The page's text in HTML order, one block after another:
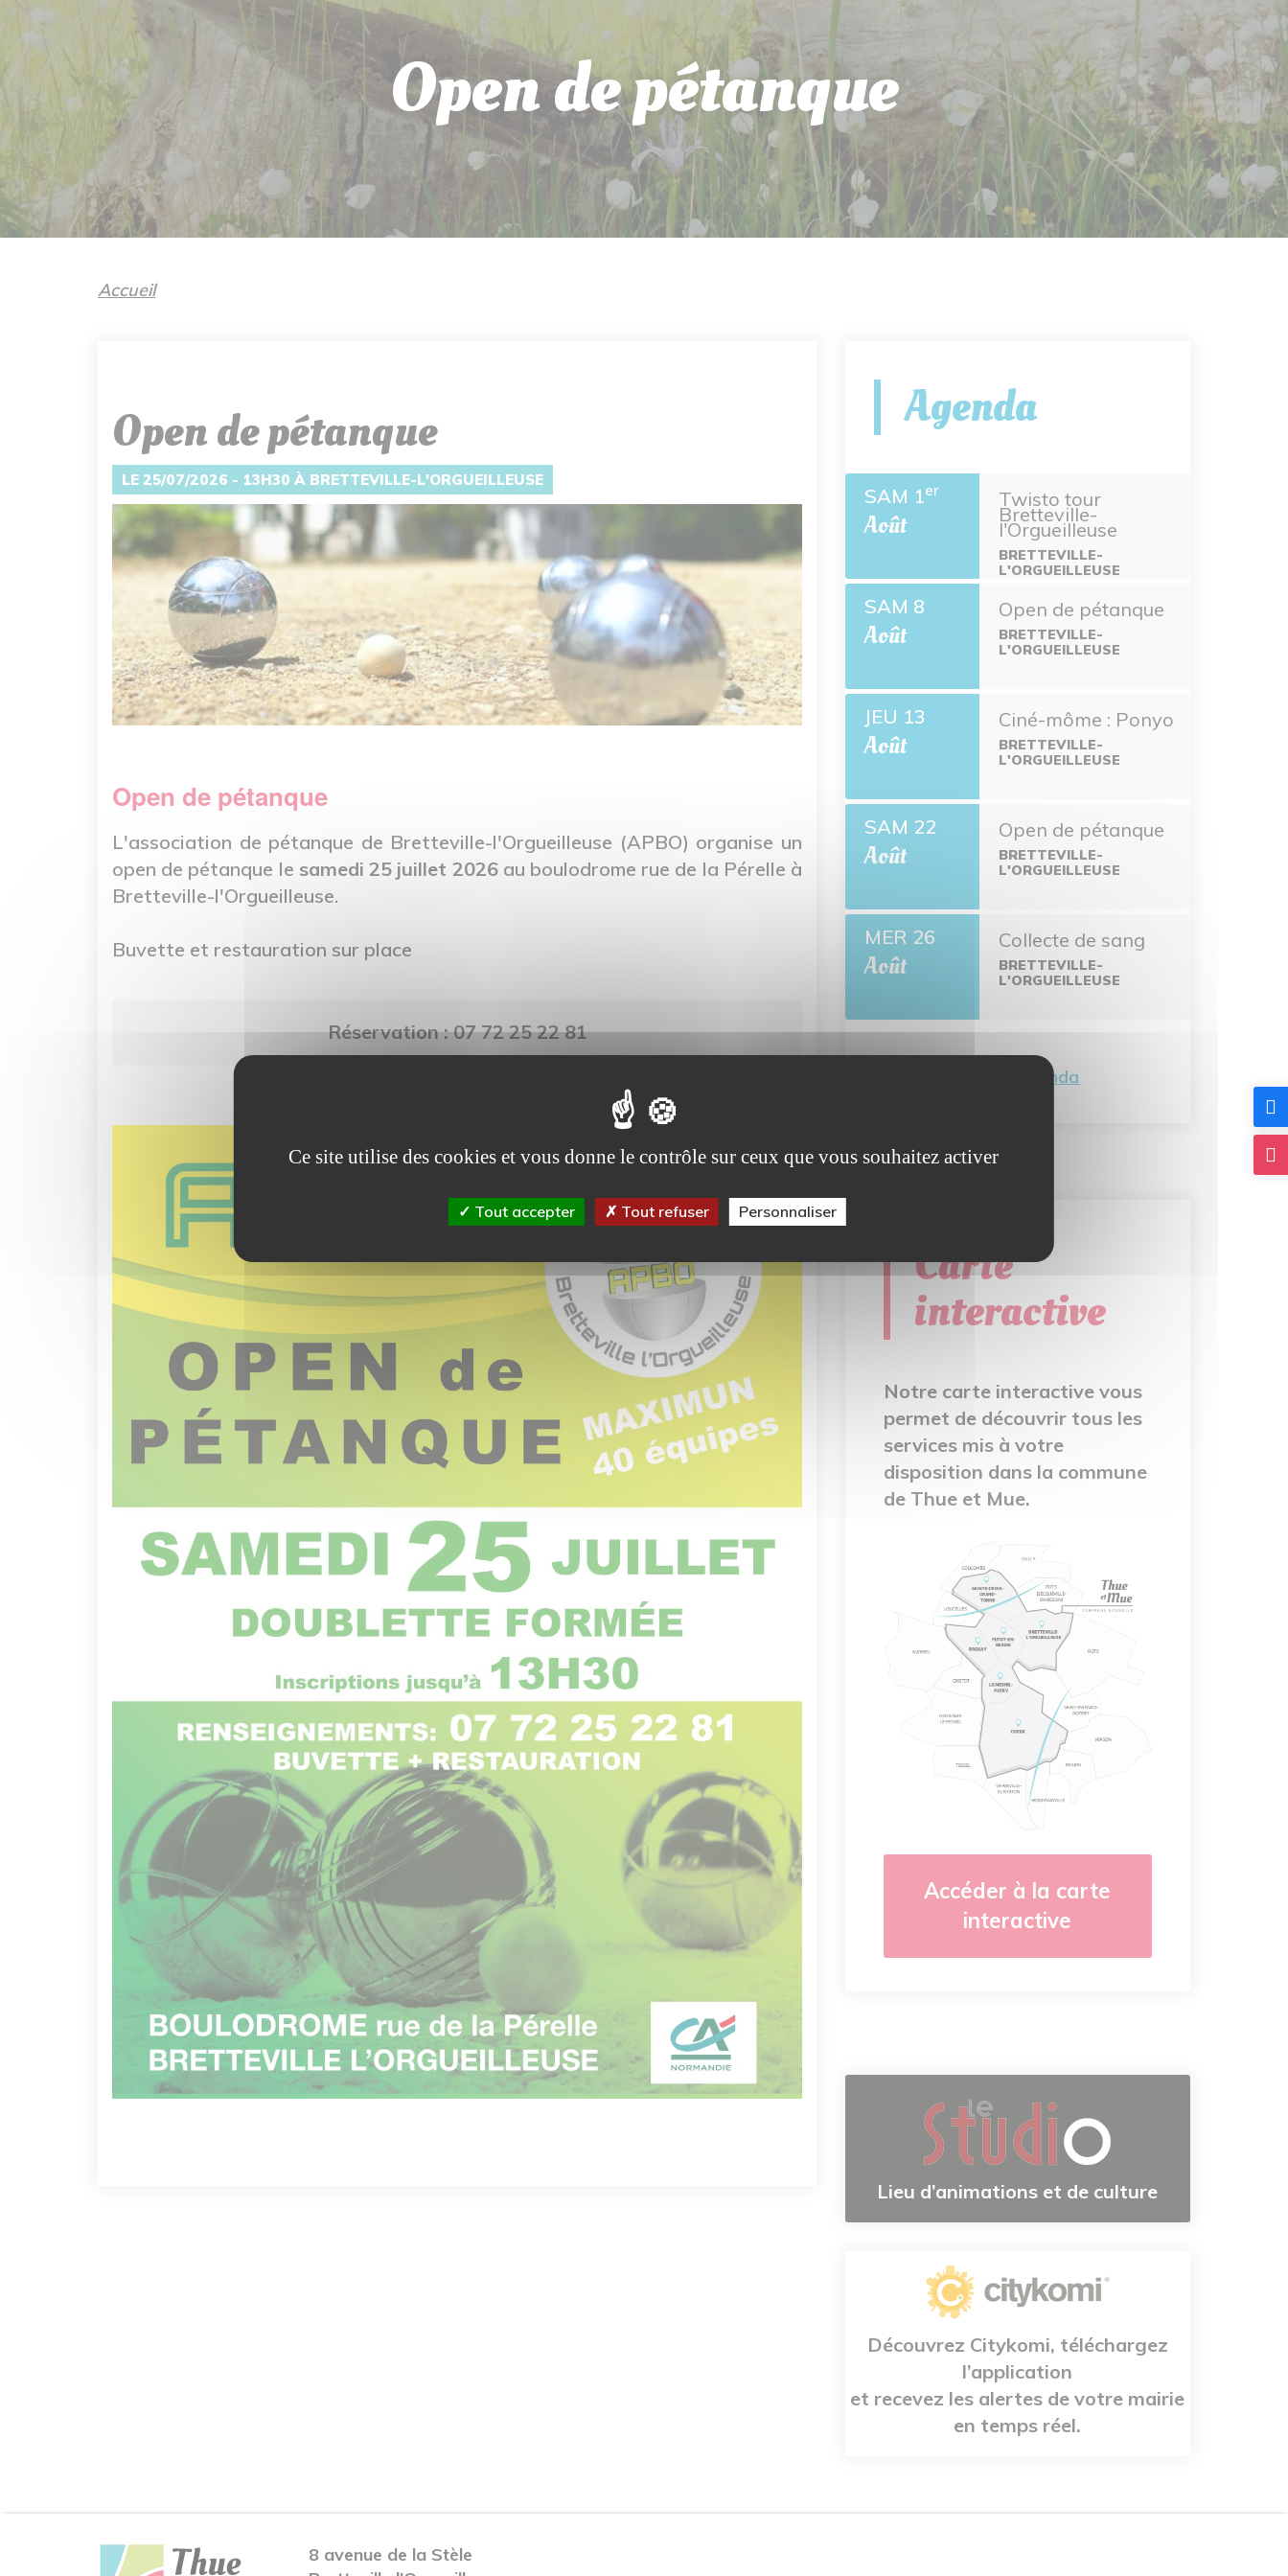
Open de pétanque
Accueil
Open de pétanque
LE 25/07/2026 - 13H30 À BRETTEVILLE-L'ORGUEILLEUSE
Open de pétanque
L'association de pétanque de Bretteville-l'Orgueilleuse (APBO) organise un
open de pétanque le samedi 25 juillet 2026 au boulodrome rue de la Pérelle à
Bretteville-l'Orgueilleuse.
Buvette et restauration sur place
Réservation : 07 72 25 22 81
Agenda
SAM 1er
Août
Twisto tour
Bretteville-
l'Orgueilleuse
BRETTEVILLE-
L'ORGUEILLEUSE
SAM 8
Août
Open de pétanque
BRETTEVILLE-
L'ORGUEILLEUSE
JEU 13
Août
Ciné-môme : Ponyo
BRETTEVILLE-
L'ORGUEILLEUSE
SAM 22
Août
Open de pétanque
BRETTEVILLE-
L'ORGUEILLEUSE
MER 26
Août
Collecte de sang
BRETTEVILLE-
L'ORGUEILLEUSE
Tout l'agenda
Carte
interactive
Notre carte interactive vous
permet de découvrir tous les
services mis à votre
disposition dans la commune
de Thue et Mue.
Accéder à la carte
interactive
Lieu d’animations et de culture
Découvrez Citykomi, téléchargez
l’application
et recevez les alertes de votre mairie
en temps réel.
8 avenue de la Stèle
Ce site utilise des cookies et vous donne le contrôle sur ceux que vous souhaitez activer
Tout accepter Tout refuser Personnaliser